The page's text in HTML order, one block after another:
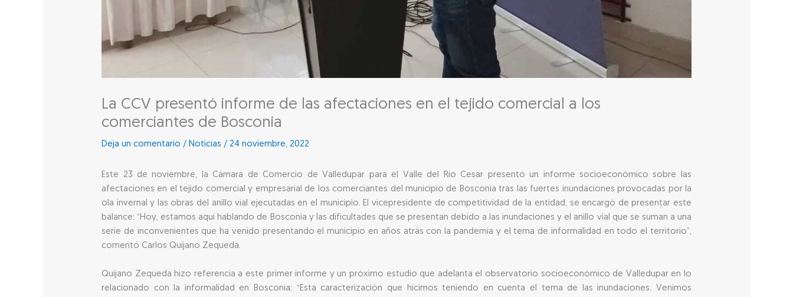
La CCV presentó informe de las afectaciones en el tejido comercial a los
comerciantes de Bosconia
Deja un comentario / Noticias / 24 noviembre, 2022
Este 23 de noviembre, la Cámara de Comercio de Valledupar para el Valle del Río Cesar presentó un informe socioeconómico sobre las
afectaciones en el tejido comercial y empresarial de los comerciantes del municipio de Bosconia tras las fuertes inundaciones provocadas por la
ola invernal y las obras del anillo vial ejecutadas en el municipio. El vicepresidente de competitividad de la entidad, se encargó de presentar este
balance: “Hoy, estamos aquí hablando de Bosconia y las dificultades que se presentan debido a las inundaciones y el anillo vial que se suman a una
serie de inconvenientes que ha venido presentando el municipio en años atrás con la pandemia y el tema de informalidad en todo el territorio”,
comentó Carlos Quijano Zequeda.
Quijano Zequeda hizo referencia a este primer informe y un próximo estudio que adelanta el observatorio socioeconómico de Valledupar en lo
relacionado con la informalidad en Bosconia: “Esta caracterización que hicimos teniendo en cuenta el tema de las inundaciones. Venimos